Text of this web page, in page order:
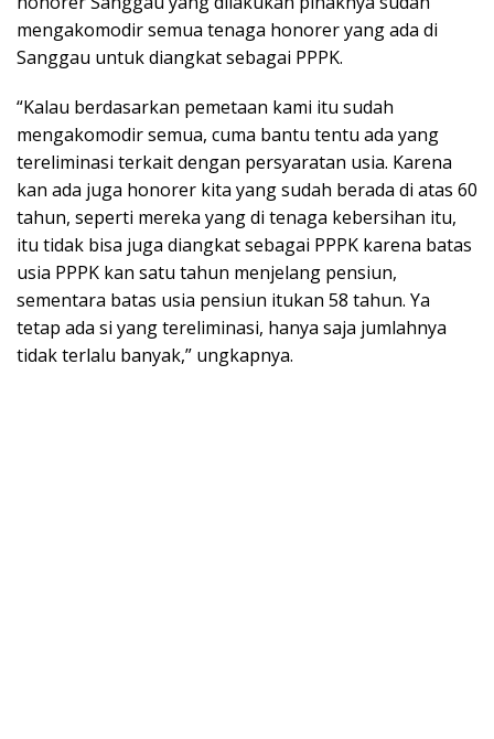
mengakomodir semua tenaga honorer yang ada di
Sanggau untuk diangkat sebagai PPPK.
“Kalau berdasarkan pemetaan kami itu sudah
mengakomodir semua, cuma bantu tentu ada yang
tereliminasi terkait dengan persyaratan usia. Karena
kan ada juga honorer kita yang sudah berada di atas 60
tahun, seperti mereka yang di tenaga kebersihan itu,
itu tidak bisa juga diangkat sebagai PPPK karena batas
usia PPPK kan satu tahun menjelang pensiun,
sementara batas usia pensiun itukan 58 tahun. Ya
tetap ada si yang tereliminasi, hanya saja jumlahnya
tidak terlalu banyak,” ungkapnya.